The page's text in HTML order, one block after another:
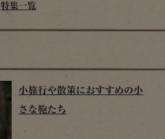
特集一覧
小旅行や散策におすすめの小
さな鞄たち